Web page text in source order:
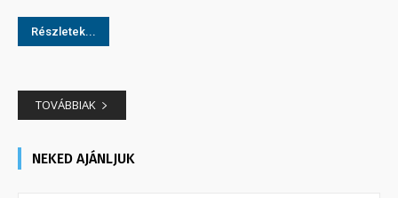
Részletek...
TOVÁBBIAK
NEKED AJÁNLJUK